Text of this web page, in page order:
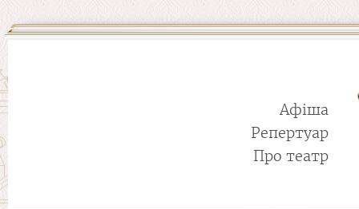
Афіша
Репертуар
Про театр